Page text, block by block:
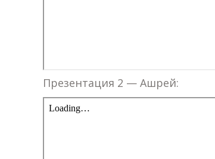
Презентация 2 — Ашрей: